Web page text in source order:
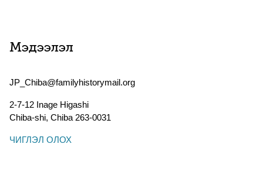
Мэдээлэл
JP_Chiba@familyhistorymail.org
2-7-12 Inage Higashi
Chiba-shi, Chiba 263-0031
ЧИГЛЭЛ ОЛОХ